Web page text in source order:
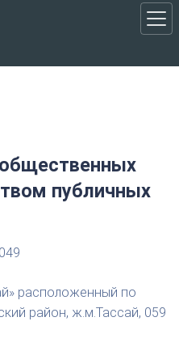
публичных
расположенный по
район, ж.м.Тассай, 059